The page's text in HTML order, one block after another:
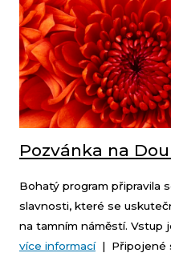
Pozvánka na
Bohatý program připravila
slavnosti, které se
na tamním náměstí. Vstup
více informací| Připojené